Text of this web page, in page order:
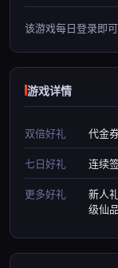
该游戏每日登录即
游戏详情
双倍好礼 代金
七日好礼 连续
更多好礼
新人
级仙